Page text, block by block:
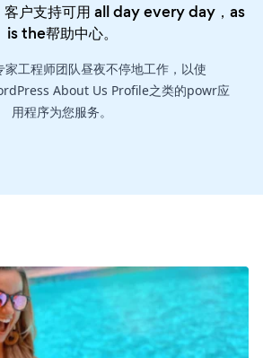
户支持可用 all day every day，as
is the帮助中心。
家工程师团队昼夜不停地工作，以使
About Us Profile之类的powr应
用程序为您服务。